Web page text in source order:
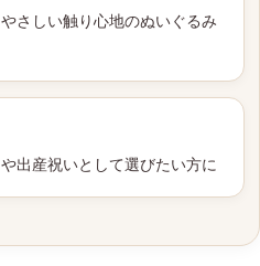
さしい触り心地のぬいぐるみ
出産祝いとして選びたい方に